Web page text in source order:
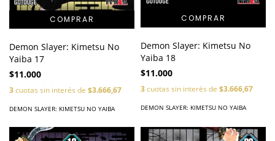
Demon Slayer: Kimetsu No
Yaiba 17
$11.000
3cuotas sin interés de $3.666,67
DEMON SLAYER: KIMETSU NO YAIBA
Demon Slayer: Kimetsu No
Yaiba 18
$11.000
3cuotas sin interés de $3.666,67
DEMON SLAYER: KIMETSU NO YAIBA